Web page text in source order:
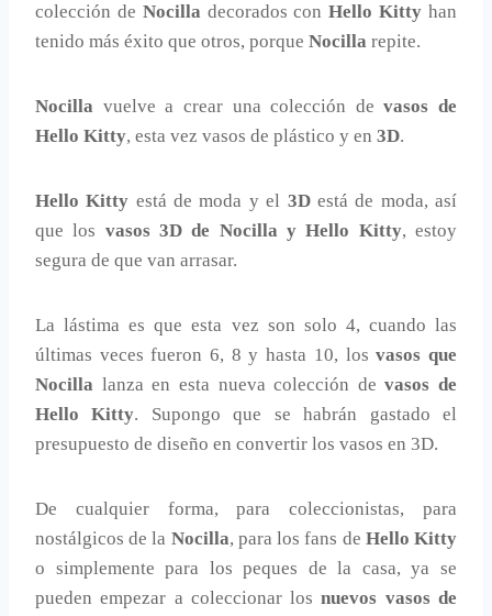
colección de Nocilla decorados conHello Kitty han
tenido más éxito que otros, porque Nocilla repite.
Nocilla vuelve a crear una colección devasos de
Hello Kitty, esta vez vasos de plástico y en 3D.
Hello Kitty está de moda y el 3Destá de moda, así
que los vasos 3D de Nocilla y Hello Kitty, estoy
segura de que van arrasar.
La lástima es que esta vez son solo 4, cuando las
últimas veces fueron 6, 8 y hasta 10, losvasos que
Nocilla lanza en esta nueva colección devasos de
Hello Kitty. Supongo que se habrán gastado el
presupuesto de diseño en convertir los vasos en 3D.
De cualquier forma, para coleccionistas, para
nostálgicos de la Nocilla, para los fans de Hello Kitty
o simplemente para los peques de la casa, ya se
pueden empezar a coleccionar losnuevos vasos de